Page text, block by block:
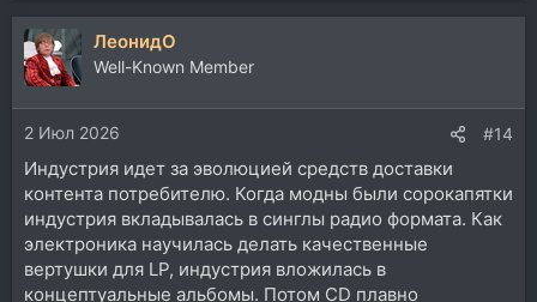
ЛеонидО
Well-Known Member
2 Июл 2026 #14
Индустрия идет за эволюцией средств доставки
контента потребителю. Когда модны были сорокапятки
индустрия вкладывалась в синглы радио формата. Как
электроника научилась делать качественные
вертушки для LP, индустрия вложилась в
концептуальные альбомы. Потом СD плавно